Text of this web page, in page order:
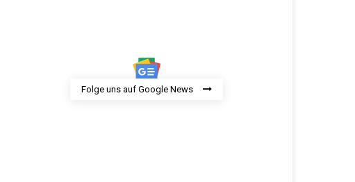
Folge uns auf Google News